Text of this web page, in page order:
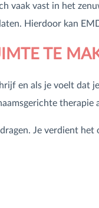
vaak vast in het
Hierdoor kan
TE
en als je voelt dat
Je verdient